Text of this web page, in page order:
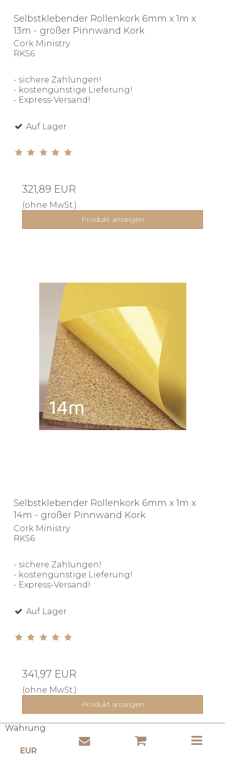
Währung:
Selbstklebender Rollenkork 6mm x 1m x
13m - großer Pinnwand Kork
Cork Ministry
RKS6
- sichere Zahlungen!
- kostengünstige Lieferung!
- Express-Versand!
Auf Lager
321,89 EUR
(ohne MwSt.)
Produkt anzeigen
Selbstklebender Rollenkork 6mm x 1m x
14m - großer Pinnwand Kork
Cork Ministry
RKS6
- sichere Zahlungen!
- kostengünstige Lieferung!
- Express-Versand!
Auf Lager
341,97 EUR
(ohne MwSt.)
Produkt anzeigen